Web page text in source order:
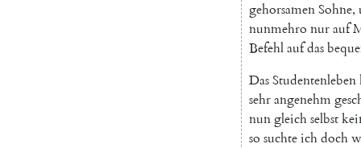
gehorsamenSohne,
nunmehro nurauf
Befehlaufdas
DasStudentenleben
sehrangenehm
nungleichselbst
so suchteichdoch